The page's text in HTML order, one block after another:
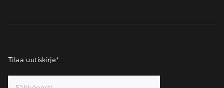
Tilaa uutiskirje*